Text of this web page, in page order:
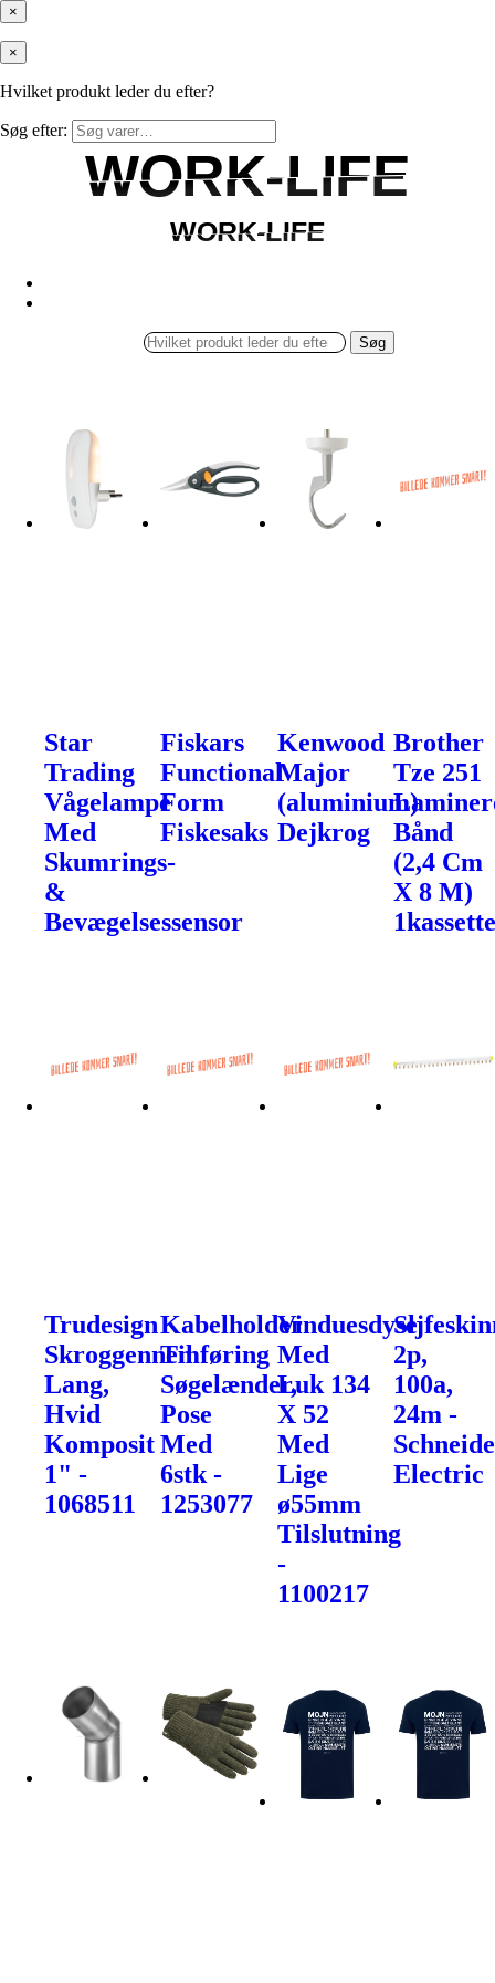
×
×
Hvilket produkt leder du efter?
Søg efter:
WORK-LIFE
WORK-LIFE
WORK-LIFE
WORK-LIFE
Søg
Star
Trading
Vågelampe
Med
Skumrings-
&
Bevægelsessensor
Fiskars
Functional
Form
Fiskesaks
Kenwood
Major
(aluminium)
Dejkrog
Brother
Tze 251
Bånd
(2,4 Cm
X 8 M)
Trudesign
Skroggennemføring
Lang,
Hvid
Komposit
1" -
1068511
Kabelholder
Til
Søgelænder,
Pose
Med
6stk -
1253077
Vinduesdyse
Med
Luk 134
X 52
Med
Lige
ø55mm
Tilslutning
-
1100217
2p,
100a,
24m -
Electric